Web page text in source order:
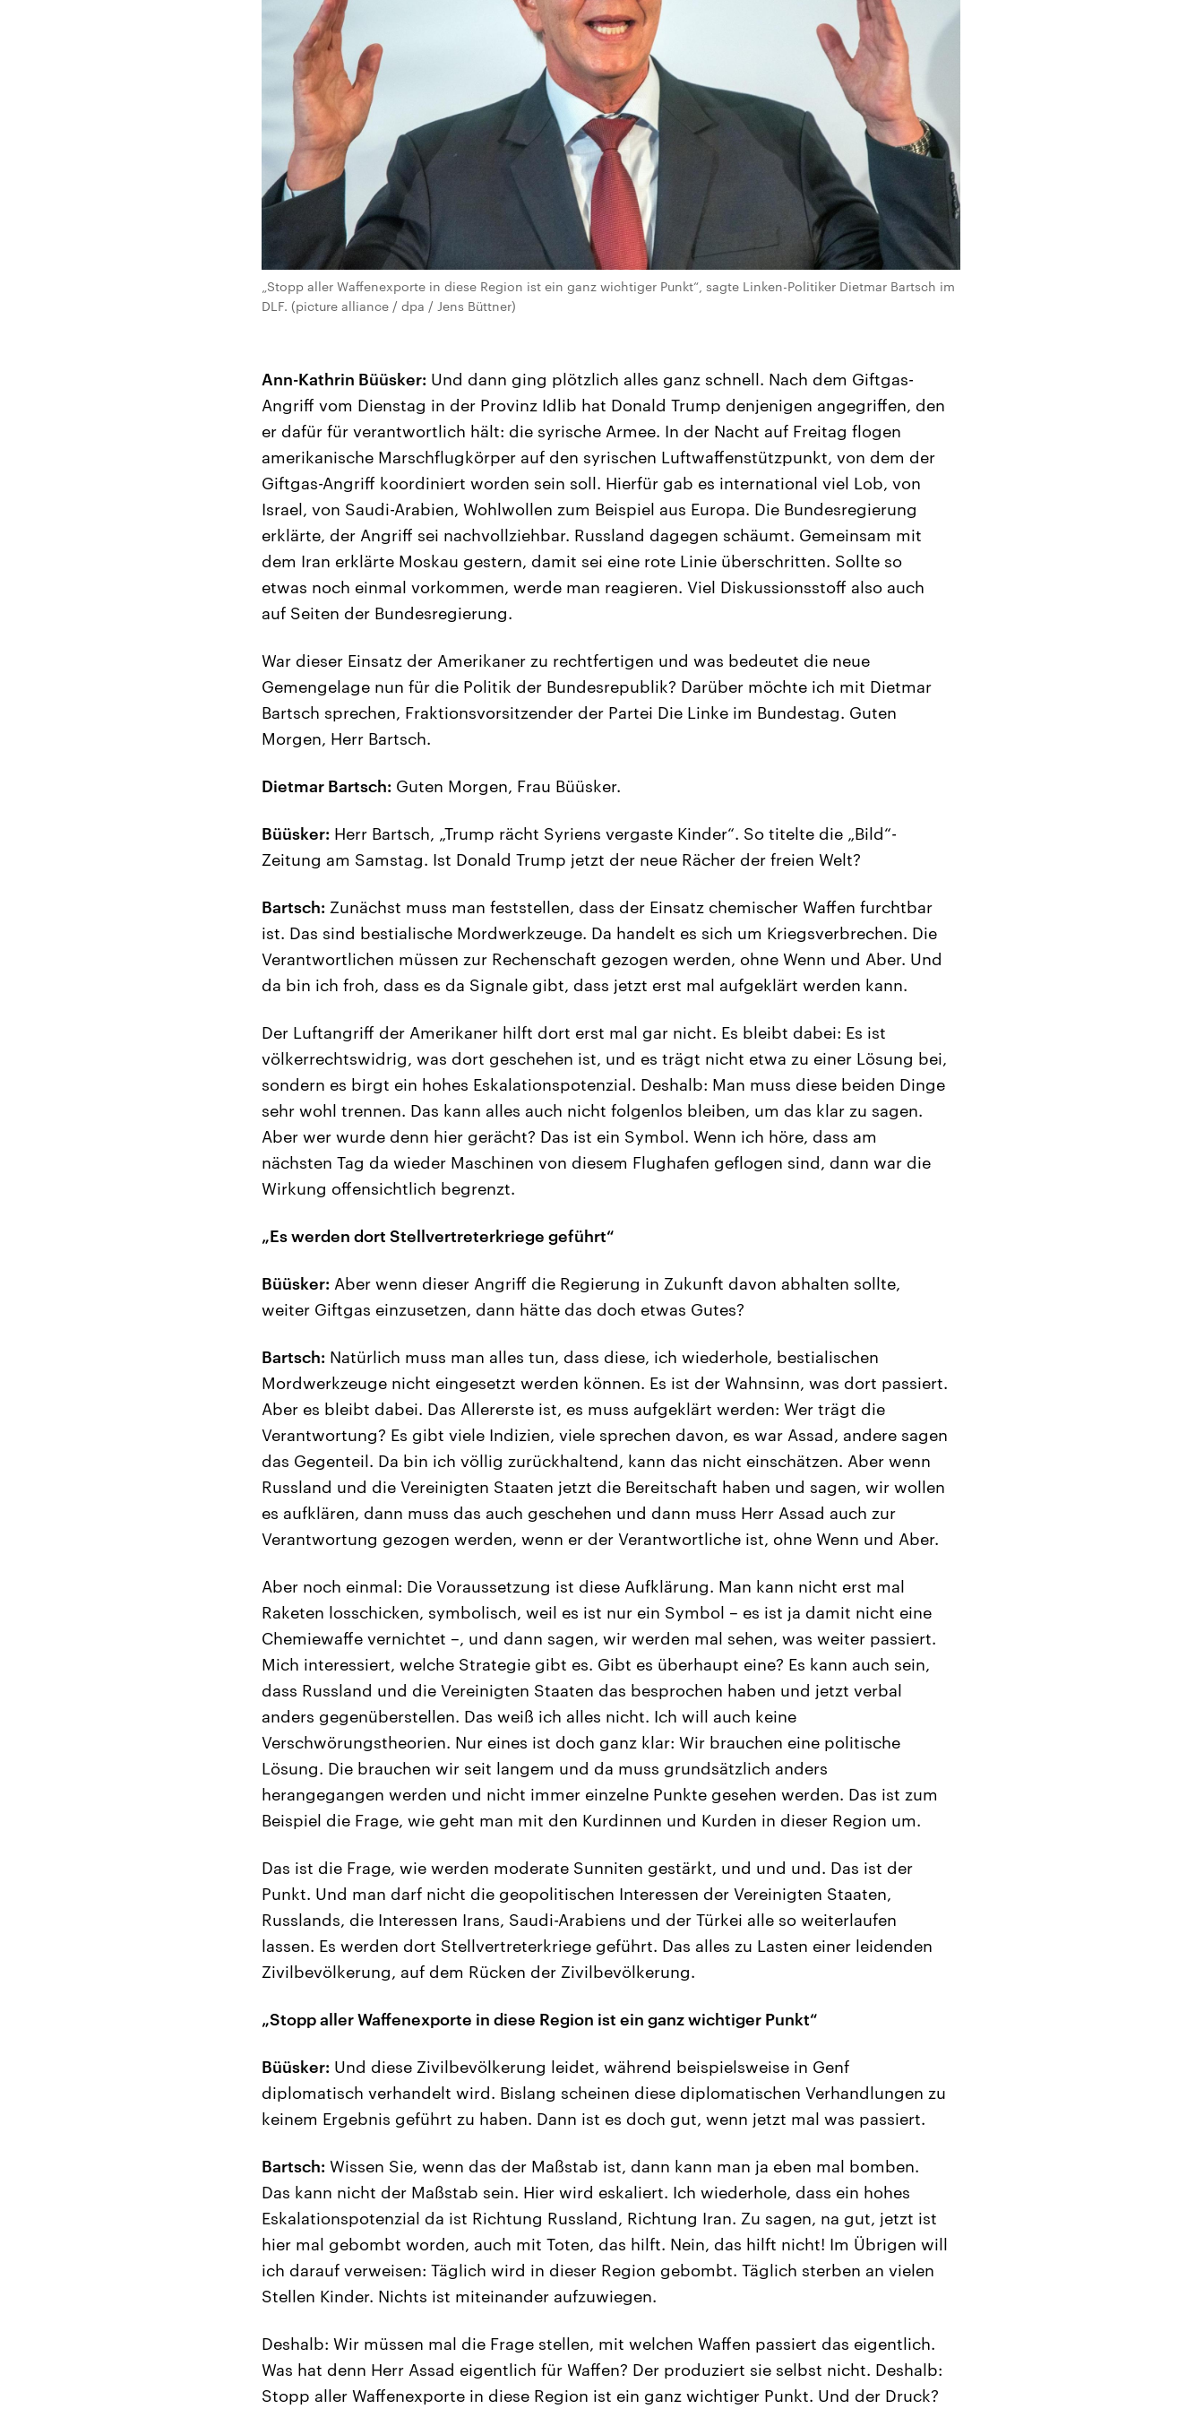
„Stopp aller Waffenexporte in diese Region ist ein ganz wichtiger Punkt“, sagte Linken-Politiker Dietmar Bartsch im
DLF. (picture alliance / dpa / Jens Büttner)
Ann-Kathrin Büüsker: Und dann ging plötzlich alles ganz schnell. Nach dem Giftgas-
Angriff vom Dienstag in der Provinz Idlib hat Donald Trump denjenigen angegriffen, den
er dafür für verantwortlich hält: die syrische Armee. In der Nacht auf Freitag flogen
amerikanische Marschflugkörper auf den syrischen Luftwaffenstützpunkt, von dem der
Giftgas-Angriff koordiniert worden sein soll. Hierfür gab es international viel Lob, von
Israel, von Saudi-Arabien, Wohlwollen zum Beispiel aus Europa. Die Bundesregierung
erklärte, der Angriff sei nachvollziehbar. Russland dagegen schäumt. Gemeinsam mit
dem Iran erklärte Moskau gestern, damit sei eine rote Linie überschritten. Sollte so
etwas noch einmal vorkommen, werde man reagieren. Viel Diskussionsstoff also auch
auf Seiten der Bundesregierung.
War dieser Einsatz der Amerikaner zu rechtfertigen und was bedeutet die neue
Gemengelage nun für die Politik der Bundesrepublik? Darüber möchte ich mit Dietmar
Bartsch sprechen, Fraktionsvorsitzender der Partei Die Linke im Bundestag. Guten
Morgen, Herr Bartsch.
Dietmar Bartsch: Guten Morgen, Frau Büüsker.
Büüsker: Herr Bartsch, „Trump rächt Syriens vergaste Kinder“. So titelte die „Bild“-
Zeitung am Samstag. Ist Donald Trump jetzt der neue Rächer der freien Welt?
Bartsch: Zunächst muss man feststellen, dass der Einsatz chemischer Waffen furchtbar
ist. Das sind bestialische Mordwerkzeuge. Da handelt es sich um Kriegsverbrechen. Die
Verantwortlichen müssen zur Rechenschaft gezogen werden, ohne Wenn und Aber. Und
da bin ich froh, dass es da Signale gibt, dass jetzt erst mal aufgeklärt werden kann.
Der Luftangriff der Amerikaner hilft dort erst mal gar nicht. Es bleibt dabei: Es ist
völkerrechtswidrig, was dort geschehen ist, und es trägt nicht etwa zu einer Lösung bei,
sondern es birgt ein hohes Eskalationspotenzial. Deshalb: Man muss diese beiden Dinge
sehr wohl trennen. Das kann alles auch nicht folgenlos bleiben, um das klar zu sagen.
Aber wer wurde denn hier gerächt? Das ist ein Symbol. Wenn ich höre, dass am
nächsten Tag da wieder Maschinen von diesem Flughafen geflogen sind, dann war die
Wirkung offensichtlich begrenzt.
„Es werden dort Stellvertreterkriege geführt“
Büüsker: Aber wenn dieser Angriff die Regierung in Zukunft davon abhalten sollte,
weiter Giftgas einzusetzen, dann hätte das doch etwas Gutes?
Bartsch: Natürlich muss man alles tun, dass diese, ich wiederhole, bestialischen
Mordwerkzeuge nicht eingesetzt werden können. Es ist der Wahnsinn, was dort passiert.
Aber es bleibt dabei. Das Allererste ist, es muss aufgeklärt werden: Wer trägt die
Verantwortung? Es gibt viele Indizien, viele sprechen davon, es war Assad, andere sagen
das Gegenteil. Da bin ich völlig zurückhaltend, kann das nicht einschätzen. Aber wenn
Russland und die Vereinigten Staaten jetzt die Bereitschaft haben und sagen, wir wollen
es aufklären, dann muss das auch geschehen und dann muss Herr Assad auch zur
Verantwortung gezogen werden, wenn er der Verantwortliche ist, ohne Wenn und Aber.
Aber noch einmal: Die Voraussetzung ist diese Aufklärung. Man kann nicht erst mal
Raketen losschicken, symbolisch, weil es ist nur ein Symbol – es ist ja damit nicht eine
Chemiewaffe vernichtet –, und dann sagen, wir werden mal sehen, was weiter passiert.
Mich interessiert, welche Strategie gibt es. Gibt es überhaupt eine? Es kann auch sein,
dass Russland und die Vereinigten Staaten das besprochen haben und jetzt verbal
anders gegenüberstellen. Das weiß ich alles nicht. Ich will auch keine
Verschwörungstheorien. Nur eines ist doch ganz klar: Wir brauchen eine politische
Lösung. Die brauchen wir seit langem und da muss grundsätzlich anders
herangegangen werden und nicht immer einzelne Punkte gesehen werden. Das ist zum
Beispiel die Frage, wie geht man mit den Kurdinnen und Kurden in dieser Region um.
Das ist die Frage, wie werden moderate Sunniten gestärkt, und und und. Das ist der
Punkt. Und man darf nicht die geopolitischen Interessen der Vereinigten Staaten,
Russlands, die Interessen Irans, Saudi-Arabiens und der Türkei alle so weiterlaufen
lassen. Es werden dort Stellvertreterkriege geführt. Das alles zu Lasten einer leidenden
Zivilbevölkerung, auf dem Rücken der Zivilbevölkerung.
„Stopp aller Waffenexporte in diese Region ist ein ganz wichtiger Punkt“
Büüsker: Und diese Zivilbevölkerung leidet, während beispielsweise in Genf
diplomatisch verhandelt wird. Bislang scheinen diese diplomatischen Verhandlungen zu
keinem Ergebnis geführt zu haben. Dann ist es doch gut, wenn jetzt mal was passiert.
Bartsch: Wissen Sie, wenn das der Maßstab ist, dann kann man ja eben mal bomben.
Das kann nicht der Maßstab sein. Hier wird eskaliert. Ich wiederhole, dass ein hohes
Eskalationspotenzial da ist Richtung Russland, Richtung Iran. Zu sagen, na gut, jetzt ist
hier mal gebombt worden, auch mit Toten, das hilft. Nein, das hilft nicht! Im Übrigen will
ich darauf verweisen: Täglich wird in dieser Region gebombt. Täglich sterben an vielen
Stellen Kinder. Nichts ist miteinander aufzuwiegen.
Deshalb: Wir müssen mal die Frage stellen, mit welchen Waffen passiert das eigentlich.
Was hat denn Herr Assad eigentlich für Waffen? Der produziert sie selbst nicht. Deshalb:
Stopp aller Waffenexporte in diese Region ist ein ganz wichtiger Punkt. Und der Druck?